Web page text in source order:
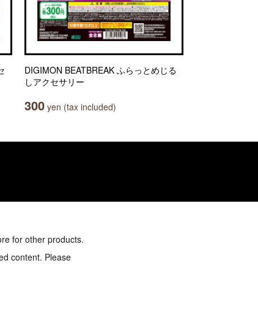
DIGIMON BEATBREAK ふらっとめじる
しアクセサリー
300 yen (tax included)
for other products.
content. Please